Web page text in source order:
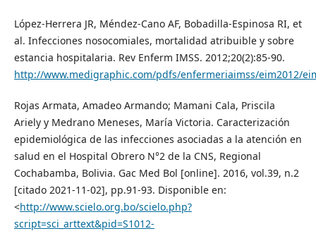
López-Herrera JR, Méndez-Cano AF, Bobadilla-Espinosa RI, et
al. Infecciones nosocomiales, mortalidad atribuible y sobre
estancia hospitalaria. Rev Enferm IMSS. 2012;20(2):85-90.
http://www.medigraphic.com/pdfs/enfermeriaimss/eim2012/
Rojas Armata, Amadeo Armando; Mamani Cala, Priscila
Ariely y Medrano Meneses, María Victoria. Caracterización
epidemiológica de las infecciones asociadas a la atención en
salud en el Hospital Obrero N°2 de la CNS, Regional
Cochabamba, Bolivia. Gac Med Bol [online]. 2016, vol.39, n.2
[citado 2021-11-02], pp.91-93. Disponible en:
<http://www.scielo.org.bo/scielo.php?
script=sci_arttext&pid=S1012-